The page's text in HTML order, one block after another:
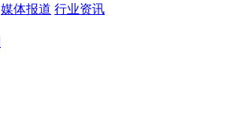
媒体报道 行业资讯